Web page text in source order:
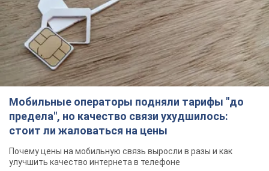
Мобильные операторы подняли тарифы "до
предела", но качество связи ухудшилось:
стоит ли жаловаться на цены
Почему цены на мобильную связь выросли в разы и как
улучшить качество интернета в телефоне